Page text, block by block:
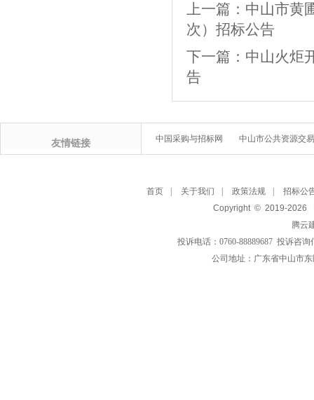
上一篇： 中山市黄
次）招标公告
下一篇： 中山火炬
告
友情链接 中国采购与招标网 中山市公共资源交
首页 关于我们 政策法规
招标公
Copyright © 2019-2026
腾云
投诉电话：0760-88889687 投诉咨
公司地址：广东省中山市